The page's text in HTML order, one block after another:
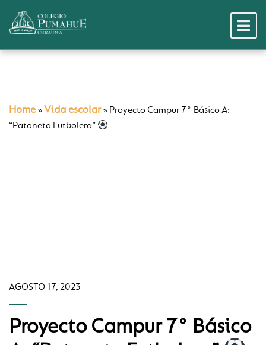
Home » Vida escolar» Proyecto Campur 7° Básico A:
“Patoneta Futbolera”
AGOSTO 17, 2023
Proyecto Campur 7° Básico